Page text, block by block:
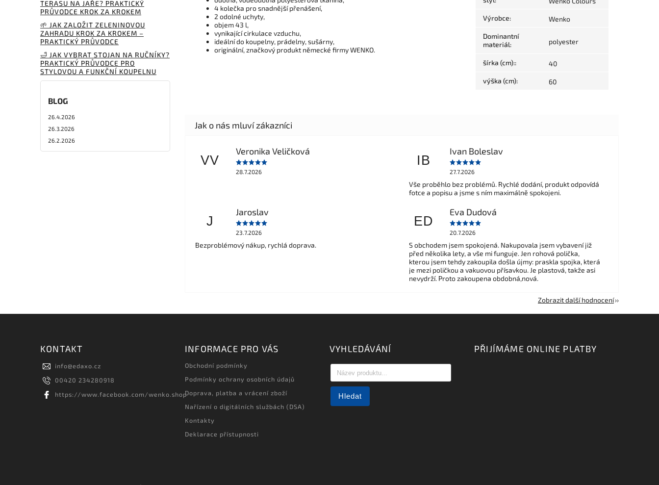
TERASU NA JAŘE? PRAKTICKÝ
PRŮVODCE KROK ZA KROKEM
🌱 JAK ZALOŽIT ZELENINOVOU
ZAHRADU KROK ZA KROKEM –
PRAKTICKÝ PRŮVODCE
🛁 JAK VYBRAT STOJAN NA RUČNÍKY?
PRAKTICKÝ PRŮVODCE PRO
STYLOVOU A FUNKČNÍ KOUPELNU
BLOG
26.4.2026
26.3.2026
26.2.2026
4 kolečka pro snadnější přenášení,
2 odolné uchyty,
objem 43 l,
vynikající cirkulace vzduchu,
ideální do koupelny, prádelny, sušárny,
originální, značkový produkt německé firmy WENKO.
Výrobce: Wenko
Dominantní
materiál: polyester
šírka (cm):: 40
výška (cm): 60
VV
Veronika Veličková
28.7.2026
IB
Ivan Boleslav
27.7.2026
Vše proběhlo bez problémů. Rychlé dodání, produkt odpovídá
fotce a popisu a jsme s ním maximálně spokojeni.
J
Jaroslav
23.7.2026
Bezproblémový nákup, rychlá doprava.
ED
Eva Dudová
20.7.2026
S obchodem jsem spokojená. Nakupovala jsem vybavení již
před několika lety, a vše mi funguje. Jen rohová polička,
kterou jsem tehdy zakoupila došla újmy: praskla spojka, která
je mezi poličkou a vakuovou přísavkou. Je plastová, takže asi
nevydrží. Proto zakoupena obdobná,nová.
Zobrazit další hodnocení
KONTAKT
info@edaxo.cz
00420 234280918
https://www.facebook.com/wenko.shop
INFORMACE PRO VÁS
Obchodní podmínky
Podmínky ochrany osobních údajů
Doprava, platba a vrácení zboží
Nařízení o digitálních službách (DSA)
Kontakty
Deklarace přístupnosti
VYHLEDÁVÁNÍ
Hledat
PŘIJÍMÁME ONLINE PLATBY